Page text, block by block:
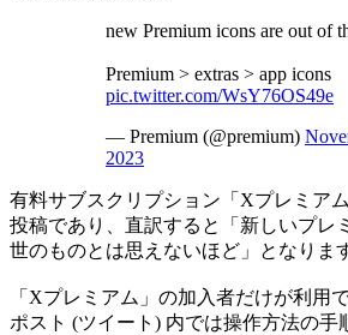
new Premium icons are out of
Premium > extras > app icons
pic.twitter.com/WsY76OS49e
— Premium (@premium)
2023
有料サブスクリプション「Xプレミア
投稿であり、直訳すると「新しいプレ
世のものとは思えないほど」となりま
「Xプレミアム」の加入者だけが利用
ポスト (ツイート) 内では操作方法の手